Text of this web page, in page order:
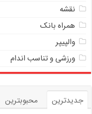
نقشه
همراه بانک
والپیپر
ورزشی و تناسب اندام
جدیدترین محبوبترین